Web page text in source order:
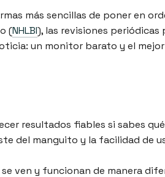
más sencillas de poner en
(NHLBI), las revisiones
un monitor barato y el
resultados fiables si sabes
del manguito y la facilidad de
ven y funcionan de manera